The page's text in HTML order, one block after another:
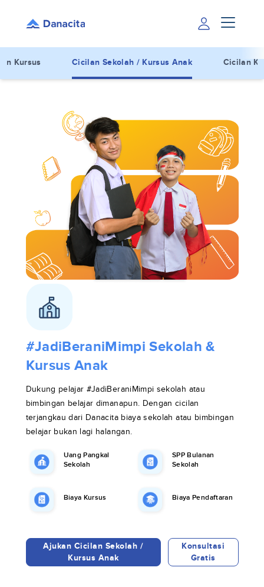
Kursus Cicilan Sekolah / Kursus Anak Cicilan
#JadiBeraniMimpi Sekolah &
Kursus Anak
Dukung pelajar #JadiBeraniMimpi sekolah atau
bimbingan belajar dimanapun. Dengan cicilan
terjangkau dari Danacita biaya sekolah atau bimbingan
belajar bukan lagi halangan.
Uang Pangkal
Sekolah
SPP Bulanan
Sekolah
Biaya Kursus Biaya Pendaftaran
Ajukan Cicilan Sekolah /
Kursus Anak
Konsultasi
Gratis